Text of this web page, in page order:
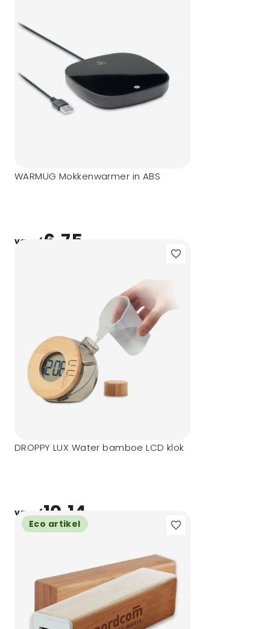
WARMUG Mokkenwarmer in ABS
vanaf 6,75
DROPPY LUX Water bamboe LCD klok
vanaf10,14
Eco artikel